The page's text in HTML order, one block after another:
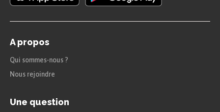
soutien de la Russie.
forces françaises, en vain.
A propos
Qui sommes-nous ?
Nous rejoindre
Une question